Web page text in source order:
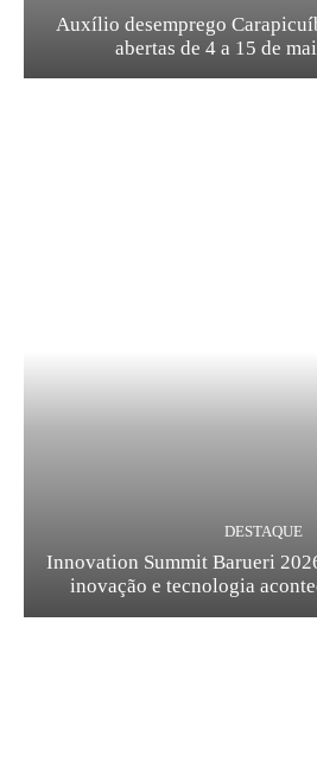
Auxílio desemprego
abertas de 4 a 15 de
DESTAQUE
Innovation Summit Barueri
inovação e tecnologia